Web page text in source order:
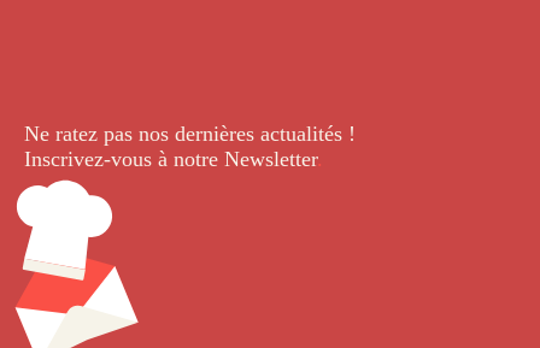
Ne ratez pas nos dernières actualités !
Inscrivez-vous à notre Newsletter.